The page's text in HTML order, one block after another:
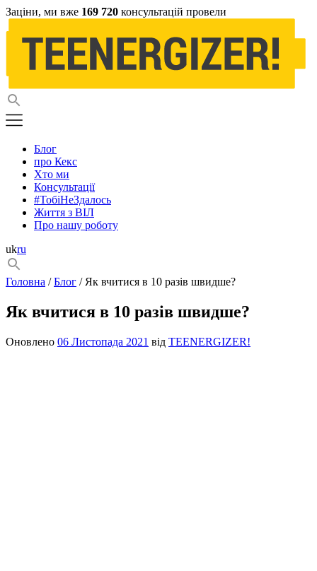
Заціни, ми вже 169 720 консультацій провели
Блог
про Кекс
Хто ми
Консультації
#ТобіНеЗдалось
Життя з ВІЛ
Про нашу роботу
ukru
Головна /Блог / Як вчитися в 10 разів швидше?
Як вчитися в 10 разів швидше?
Оновлено 06 Листопада 2021 від TEENERGIZER!